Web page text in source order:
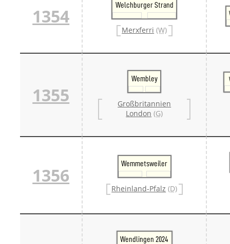
1354
Welchburger Strand
Merxferri (W)
1355
Wembley
Großbritannien
London (G)
1356
Wemmetsweiler
Rheinland-Pfalz (D)
Wendlingen 2024